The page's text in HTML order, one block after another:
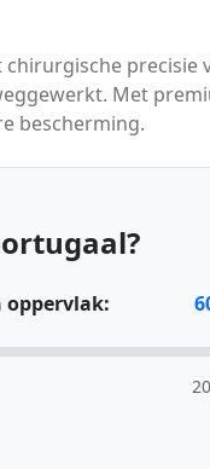
precisie
Met
bescherming.
oppervlak: